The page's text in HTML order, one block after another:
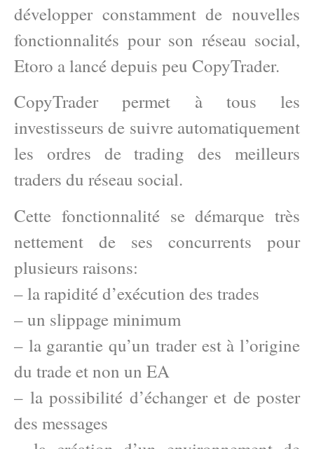
développer constamment de nouvelles
fonctionnalités pour son réseau social,
Etoro a lancé depuis peu CopyTrader.
CopyTrader permet à tous les
investisseurs de suivre automatiquement
les ordres de trading des meilleurs
traders du réseau social.
Cette fonctionnalité se démarque très
nettement de ses concurrents pour
plusieurs raisons:
– la rapidité d’exécution des trades
– un slippage minimum
– la garantie qu’un trader est à l’origine
du trade et non un EA
– la possibilité d’échanger et de poster
des messages